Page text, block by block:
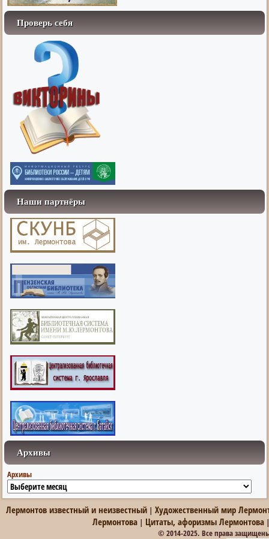
Проверь себя
Наши партнёры
Архивы
Архивы
Лермонтов известный и неизвестный |Художественный мир
Лермонтова | Цитаты, афоризмы Лермонтова
© 2014-2025. Все права